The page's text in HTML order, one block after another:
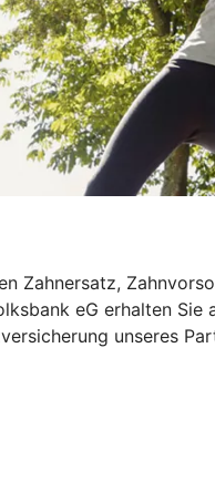
Zahnersatz,
eG erhalten
unseres